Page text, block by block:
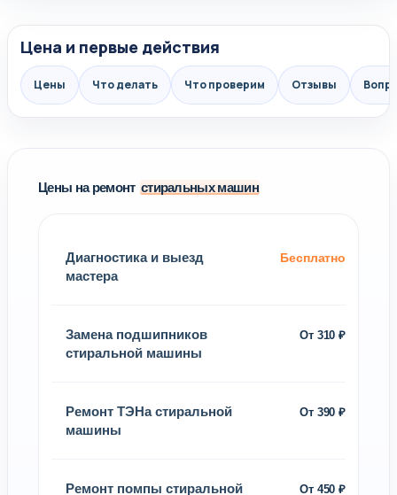
Цена и первые действия
Цены Что делать Что проверим Отзывы
Цены на ремонт стиральных машин
Диагностика и выезд
мастера
Бесплатно
Замена подшипников
стиральной машины
От 310 ₽
Ремонт ТЭНа стиральной
машины
От 390 ₽
Ремонт помпы стиральной
От 450 ₽